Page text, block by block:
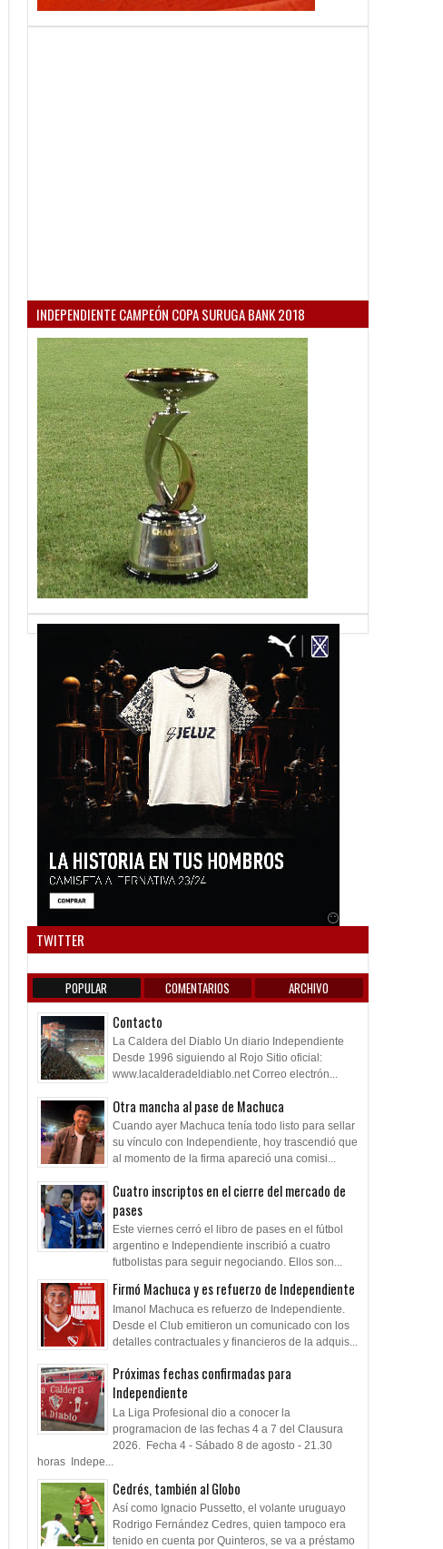
INDEPENDIENTE CAMPEÓN COPA SURUGA BANK 2018
TWITTER
POPULAR COMENTARIOS ARCHIVO
Contacto
La Caldera del Diablo Un diario Independiente
Desde 1996 siguiendo al Rojo Sitio oficial:
www.lacalderadeldiablo.net Correo electrón...
Otra mancha al pase de Machuca
Cuando ayer Machuca tenía todo listo para sellar
su vínculo con Independiente, hoy trascendió que
al momento de la firma apareció una comisi...
Cuatro inscriptos en el cierre del mercado de
pases
Este viernes cerró el libro de pases en el fútbol
argentino e Independiente inscribió a cuatro
futbolistas para seguir negociando. Ellos son...
Firmó Machuca y es refuerzo de Independiente
Imanol Machuca es refuerzo de Independiente.
Desde el Club emitieron un comunicado con los
detalles contractuales y financieros de la adquis...
Próximas fechas confirmadas para
Independiente
La Liga Profesional dio a conocer la
programacion de las fechas 4 a 7 del Clausura
2026. Fecha 4 - Sábado 8 de agosto - 21.30
horas Indepe...
Cedrés, también al Globo
Así como Ignacio Pussetto, el volante uruguayo
Rodrigo Fernández Cedres, quien tampoco era
tenido en cuenta por Quinteros, se va a préstamo